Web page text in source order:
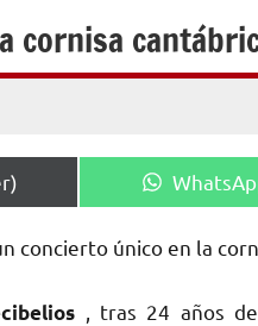
cornisa
en
concierto único en la
, tras 24 años